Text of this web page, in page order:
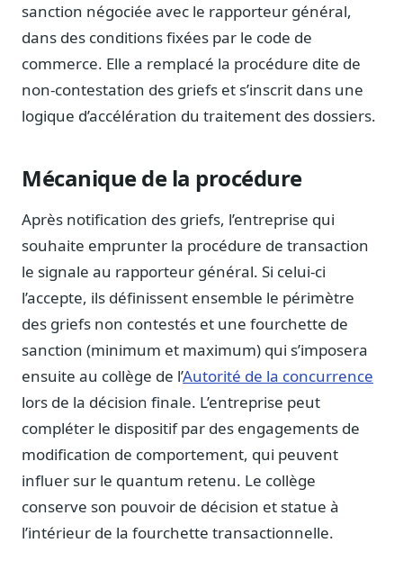
Affaires publiques
Cabinets, DRI, consultants en lobbying
Affaires réglementaires
JO, décrets, conseil des ministres, AAI
Parlementaires
Journalistes
Veille en temps réel, embeds pour vos contenus
Chercheurs
Données exhaustives pour vos travaux académiques
Suivi par secteur
11 secteurs : énergie, santé, finance, numérique…
Cas d'usage concrets
Six cas pour gagner du temps
Conseil (Advisory)
Consultants seniors, plateforme Legiwatch incluse
sanction négociée avec le rapporteur général,
dans des conditions fixées par le code de
commerce. Elle a remplacé la procédure dite de
non-contestation des griefs et s’inscrit dans une
logique d’accélération du traitement des dossiers.
Mécanique de la procédure
Après notification des griefs, l’entreprise qui
souhaite emprunter la procédure de transaction
le signale au rapporteur général. Si celui-ci
l’accepte, ils définissent ensemble le périmètre
des griefs non contestés et une fourchette de
sanction (minimum et maximum) qui s’imposera
ensuite au collège de l’Autorité de la concurrence
lors de la décision finale. L’entreprise peut
compléter le dispositif par des engagements de
modification de comportement, qui peuvent
influer sur le quantum retenu. Le collège
conserve son pouvoir de décision et statue à
l’intérieur de la fourchette transactionnelle.